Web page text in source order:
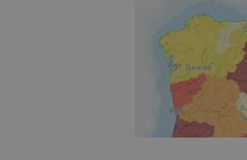
csrftoken
Nombre
_ga
Nombre
Nombre
sessionid
Nombre
__Secure-YNID